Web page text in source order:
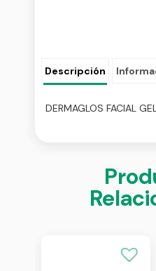
Descripción
DERMAGLOS FACIAL